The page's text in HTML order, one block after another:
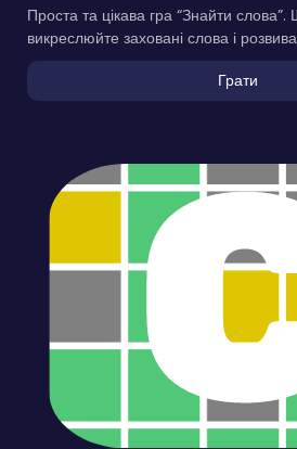
Проста та цікава гра “Знайти слова”.
викреслюйте заховані слова і
Грати